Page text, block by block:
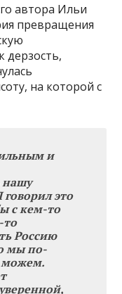
автора Ильи
превращения
дерзость,
на которой с
и
нашу
говорил это
с кем-то
то
Россию
мы по-
можем.